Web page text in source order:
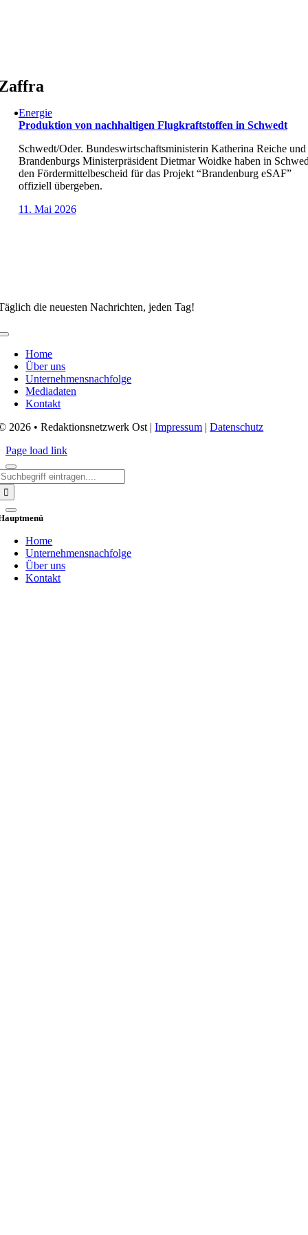
Energie
Produktion von nachhaltigen Flugkraftstoffen in Schwedt
Schwedt/Oder. Bundeswirtschaftsministerin Katherina Reiche und
Brandenburgs Ministerpräsident Dietmar Woidke haben in
den Fördermittelbescheid für das Projekt “Brandenburg eSAF”
offiziell übergeben.
11. Mai 2026
die neuesten Nachrichten, jeden Tag!
Toggle
NavigationHome
Über uns
Unternehmensnachfolge
Mediadaten
Kontakt
2026 • Redaktionsnetzwerk Ost |Impressum |Datenschutz
Page load link
Home
Unternehmensnachfolge
Über uns
Kontakt